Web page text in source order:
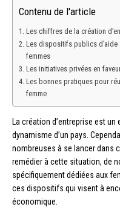
Contenu de l'article
Les chiffres de la création
Les dispositifs publics d’aide
femmes
Les initiatives privées en
Les bonnes pratiques pour
femme
La création d’entreprise est
dynamisme d’un pays.
nombreuses à se lancer dans
remédier à cette situation, de
spécifiquement dédiées aux
ces dispositifs qui visent à
économique.